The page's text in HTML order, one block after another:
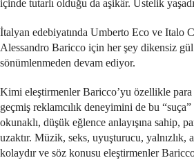
içinde tutarlı olduğu da aşikâr. Üstelik
İtalyan edebiyatında Umberto Eco ve Italo
Alessandro Baricco için her şey dikensiz gül
sönümlenmeden devam ediyor.
Kimi eleştirmenler Baricco’yu özellikle
geçmiş reklamcılık deneyimini de bu
okunaklı, düşük eğlence anlayışına sahip,
uzaktır. Müzik, seks, uyuşturucu,
kolaydır ve söz konusu eleştirmenler